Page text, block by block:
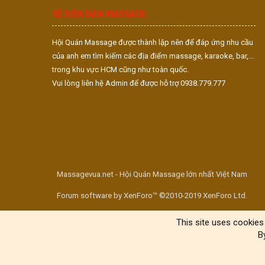
VỀ DIỄN ĐÀN MASSAGE
Hội Quán Massage được thành lập nên để đáp ứng nhu cầu
của anh em tìm kiếm các địa điểm massage, karaoke, bar,...
trong khu vực HCM cũng như toàn quốc.
Vui lòng liên hệ Admin để được hỗ trợ 0938.779.777
Massagevua.net - Hội Quán Massage lớn nhất Việt Nam
Forum software by XenForo™ ©2010-2019 XenForo Ltd.
This site uses